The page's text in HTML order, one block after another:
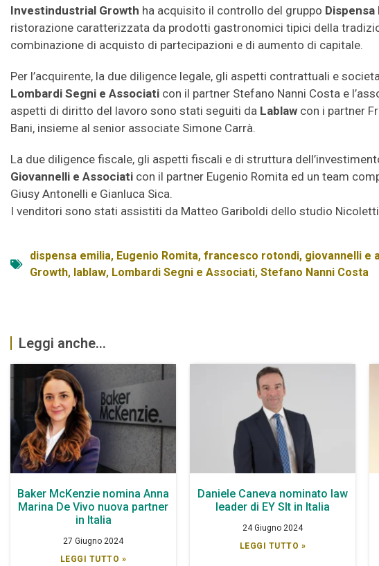
Investindustrial Growth ha acquisito il controllo del gruppo Dispensa
ristorazione caratterizzata da prodotti gastronomici tipici della
combinazione di acquisto di partecipazioni e di aumento di capitale.
Per l’acquirente, la due diligence legale, gli aspetti contrattuali e
Lombardi Segni e Associati con il partner Stefano Nanni Costa e
aspetti di diritto del lavoro sono stati seguiti da Lablaw con i partner
Bani, insieme al senior associate Simone Carrà.
La due diligence fiscale, gli aspetti fiscali e di struttura
Giovannelli e Associati con il partner Eugenio Romita ed un team
Giusy Antonelli e Gianluca Sica.
I venditori sono stati assistiti da Matteo Gariboldi dello studio
dispensa emilia, Eugenio Romita, francesco rotondi, giovannelli e
Growth, lablaw, Lombardi Segni e Associati, Stefano Nanni Costa
Leggi anche...
Baker McKenzie nomina Anna
Marina De Vivo nuova partner
in Italia
27 Giugno 2024
LEGGI TUTTO »
Daniele Caneva nominato law
leader di EY Slt in Italia
24 Giugno 2024
LEGGI TUTTO »